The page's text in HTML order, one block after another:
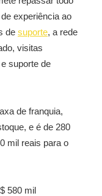
experiência ao
de suporte, a rede
visitas
suporte de
de franquia,
e é de 280
mil reais para o
580 mil